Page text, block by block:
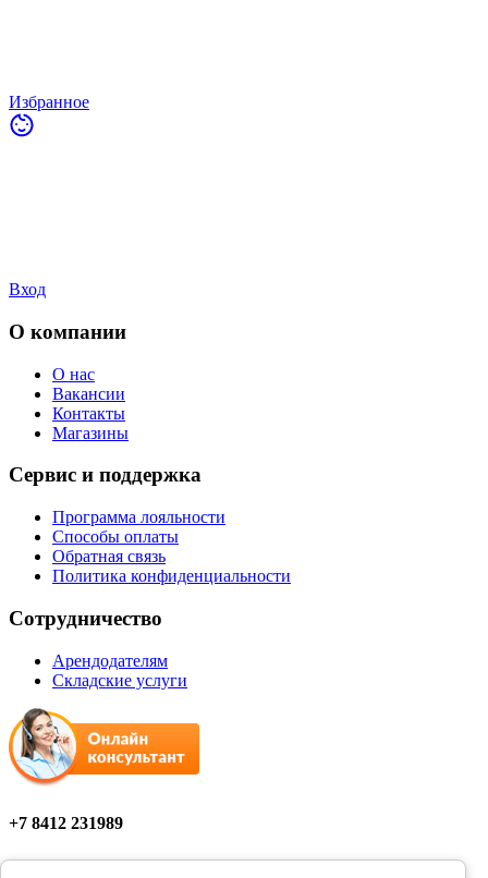
Избранное
Вход
О компании
О нас
Вакансии
Контакты
Магазины
Сервис и поддержка
Программа лояльности
Способы оплаты
Обратная связь
Политика конфиденциальности
Сотрудничество
Арендодателям
Складские услуги
+7 8412 231989
Мы в соцсетях